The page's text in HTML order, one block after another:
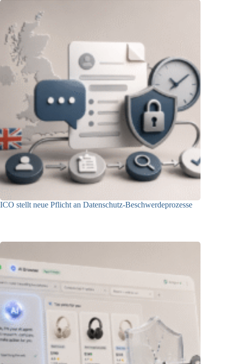
ICO stellt neue Pflicht an Datenschutz-Beschwerdeprozesse